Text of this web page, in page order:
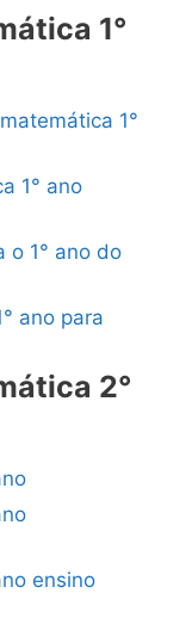
1°
1°
1° ano
o 1° ano do
ano para
2°
ensino